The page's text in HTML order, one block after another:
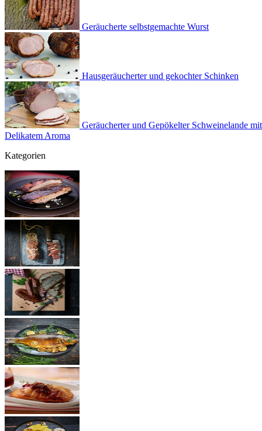
Geräucherte selbstgemachte Wurst
Hausgeräucherter und gekochter Schinken
Geräucherter und Gepökelter Schweinelande mit
Delikatem Aroma
Kategorien